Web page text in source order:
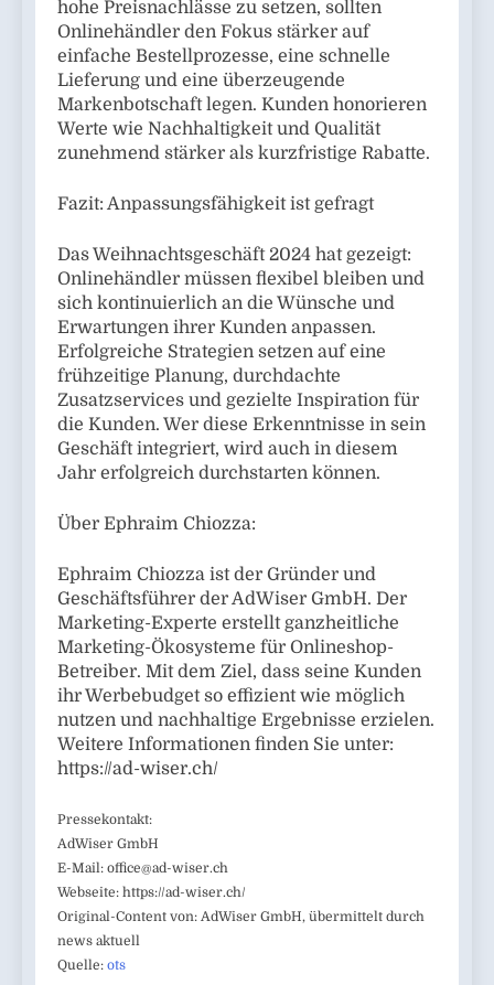
hohe Preisnachlässe zu setzen, sollten
Onlinehändler den Fokus stärker auf
einfache Bestellprozesse, eine schnelle
Lieferung und eine überzeugende
Markenbotschaft legen. Kunden honorieren
Werte wie Nachhaltigkeit und Qualität
zunehmend stärker als kurzfristige Rabatte.
Fazit: Anpassungsfähigkeit ist gefragt
Das Weihnachtsgeschäft 2024 hat gezeigt:
Onlinehändler müssen flexibel bleiben und
sich kontinuierlich an die Wünsche und
Erwartungen ihrer Kunden anpassen.
Erfolgreiche Strategien setzen auf eine
frühzeitige Planung, durchdachte
Zusatzservices und gezielte Inspiration für
die Kunden. Wer diese Erkenntnisse in sein
Geschäft integriert, wird auch in diesem
Jahr erfolgreich durchstarten können.
Über Ephraim Chiozza:
Ephraim Chiozza ist der Gründer und
Geschäftsführer der AdWiser GmbH. Der
Marketing-Experte erstellt ganzheitliche
Marketing-Ökosysteme für Onlineshop-
Betreiber. Mit dem Ziel, dass seine Kunden
ihr Werbebudget so effizient wie möglich
nutzen und nachhaltige Ergebnisse erzielen.
Weitere Informationen finden Sie unter:
https://ad-wiser.ch/
Pressekontakt:
AdWiser GmbH
E-Mail: office@ad-wiser.ch
Webseite: https://ad-wiser.ch/
Original-Content von: AdWiser GmbH, übermittelt durch
news aktuell
Quelle: ots